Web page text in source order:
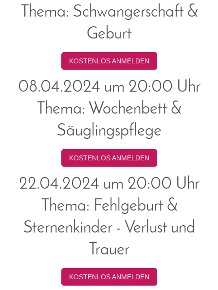
Thema: Schwangerschaft &
Geburt
KOSTENLOS ANMELDEN
08.04.2024 um 20:00 Uhr
Thema: Wochenbett &
Säuglingspflege
KOSTENLOS ANMELDEN
22.04.2024 um 20:00 Uhr
Thema: Fehlgeburt &
Sternenkinder - Verlust und
Trauer
KOSTENLOS ANMELDEN